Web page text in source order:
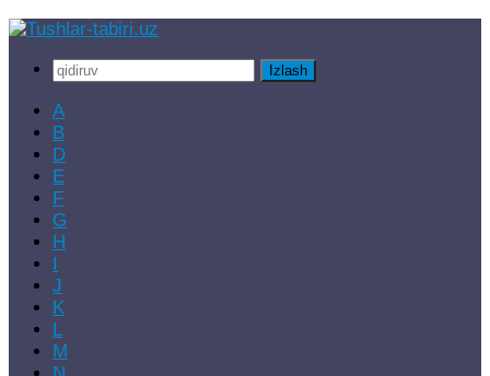
Skip
contentQidirshish:
A
B
D
E
F
G
H
I
J
K
L
M